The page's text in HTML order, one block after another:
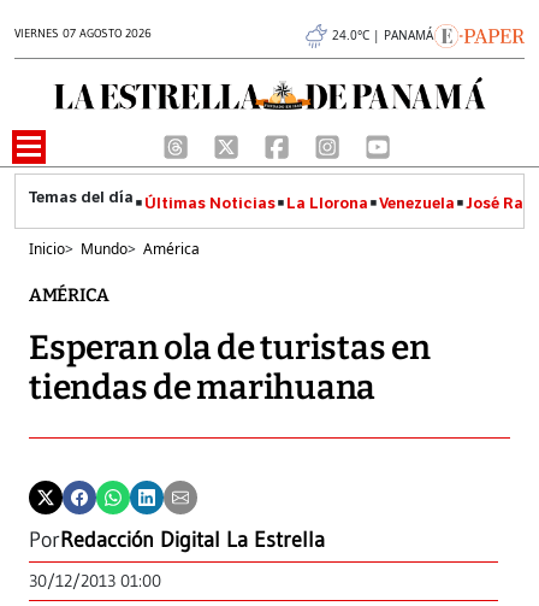
VIERNES 07 AGOSTO 2026 24.0°C | PANAMÁ
Últimas Noticias La Llorona Venezuela José
Inicio> Mundo> América
AMÉRICA
Esperan ola de turistas en
tiendas de marihuana
PorRedacción Digital La Estrella
30/12/2013 01:00